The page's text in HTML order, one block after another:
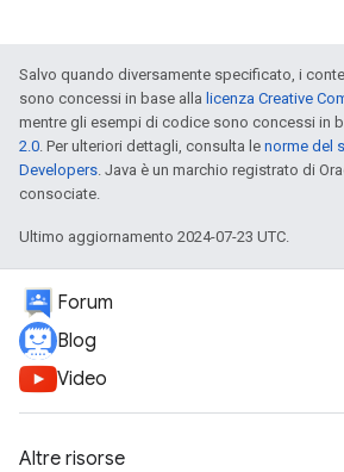
Salvo quando diversamente specificato, i
sono concessi in base alla licenza Creative
mentre gli esempi di codice sono concessi in
2.0. Per ulteriori dettagli, consulta le norme del
Developers. Java è un marchio registrato di
consociate.
Ultimo aggiornamento 2024-07-23 UTC.
Forum
Blog
Video
Altre risorse